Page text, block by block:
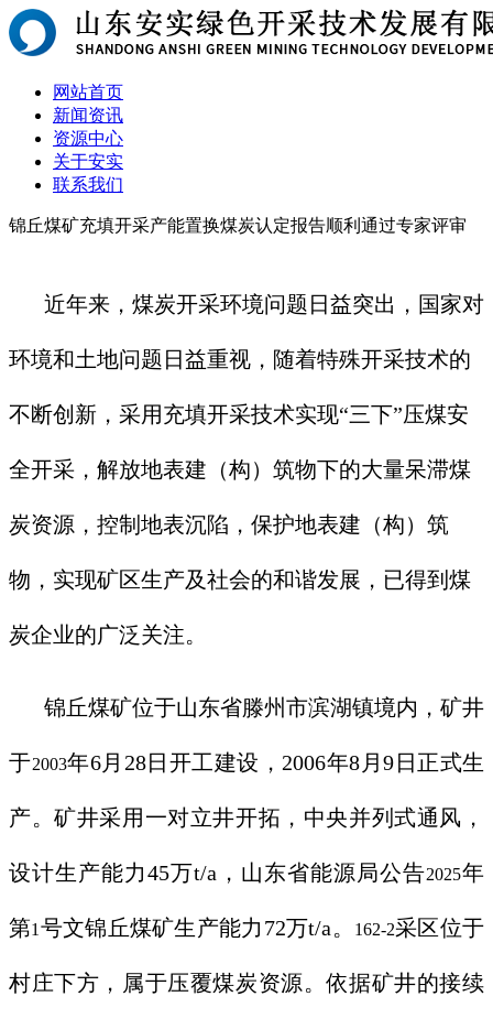
网站首页
新闻资讯
资源中心
关于安实
联系我们
锦丘煤矿充填开采产能置换煤炭认定报告顺利通过专家评审
近年来，煤炭开采环境问题日益突出，国家对
环境和土地问题日益重视，随着特殊开采技术的
不断创新，采用充填开采技术实现“三下”压煤安
全开采，解放地表建（构）筑物下的大量呆滞煤
炭资源，控制地表沉陷，保护地表建（构）筑
物，实现矿区生产及社会的和谐发展，已得到煤
炭企业的广泛关注。
锦丘煤矿位于山东省滕州市滨湖镇境内，矿井
于2003年6月 28日开工建设， 2006年8 月 9 日正式生
产。矿井采用一对立井开拓，中央并列式通风，
设计生产能力45万t/a ，山东省能源局公告2025年
第1 号文锦丘煤矿生产能力 72万t/a。 162-2采区位于
村庄下方，属于压覆煤炭资源。依据矿井的接续